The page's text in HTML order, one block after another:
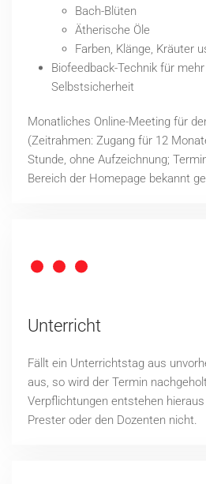
Bach-Blüten
Ätherische Öle
Farben, Klänge, Kräuter
Biofeedback-Technik für
Selbstsicherheit
Monatliches Online-Meeting für
(Zeitrahmen: Zugang für 12
Stunde, ohne Aufzeichnung;
Bereich der Homepage bekannt
Unterricht
Fällt ein Unterrichtstag aus
aus, so wird der Termin
Verpflichtungen entstehen
Prester oder den Dozenten nicht.